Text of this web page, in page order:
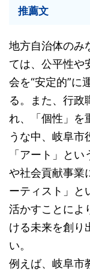
推薦文
地方自治体のみ
ては、公平性や
会を“安定的”に
る。また、行政
れ、「個性」を
うな中、岐阜市
「アート」と
や社会貢献事業
ーティスト」と
活かすことによ
ける未来を創り
い。
例えば、岐阜市